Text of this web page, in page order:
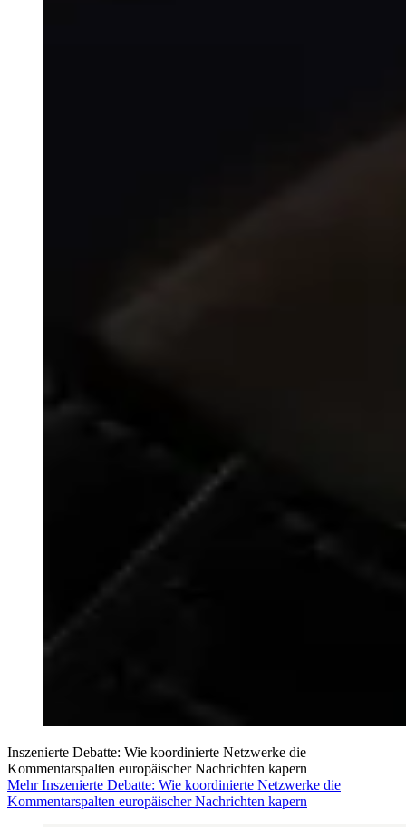
Inszenierte Debatte: Wie koordinierte Netzwerke die
Kommentarspalten europäischer Nachrichten kapern
Mehr Inszenierte Debatte: Wie koordinierte Netzwerke die
Kommentarspalten europäischer Nachrichten kapern